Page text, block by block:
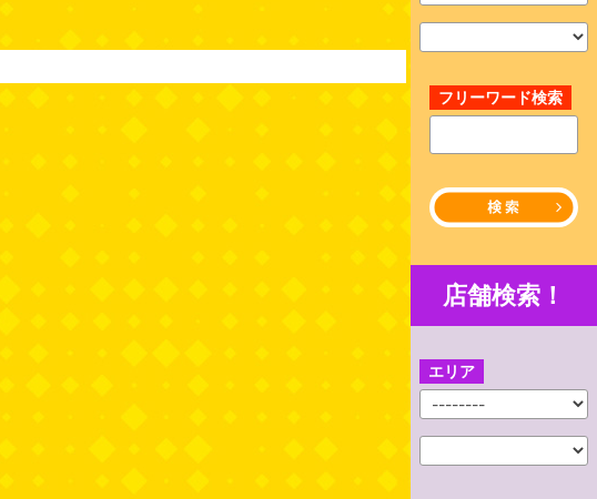
フリーワード検索
店舗検索！
エリア